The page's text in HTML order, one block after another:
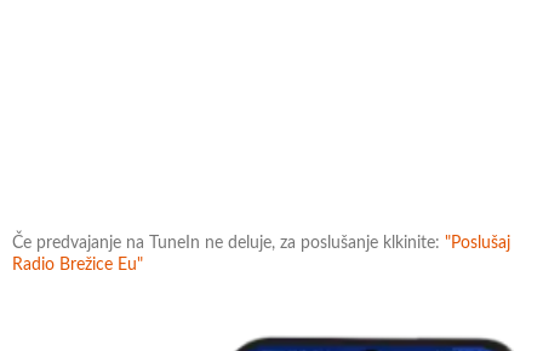
Če predvajanje na TuneIn ne deluje, za poslušanje klkinite: "Poslušaj
Radio Brežice Eu"